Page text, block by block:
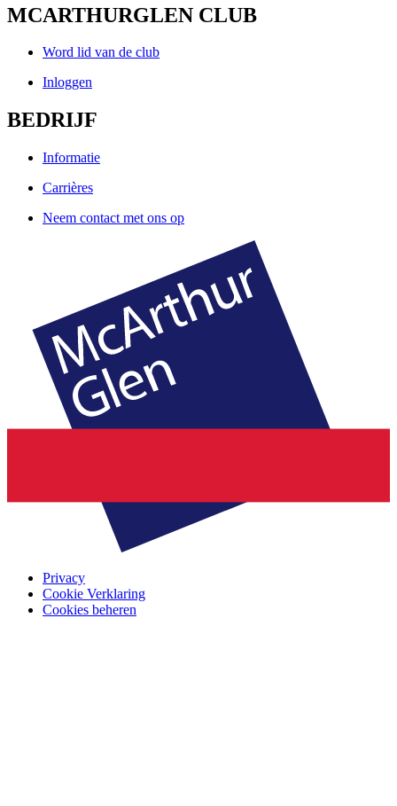
MCARTHURGLEN CLUB
Word lid van de club
Inloggen
BEDRIJF
Informatie
Carrières
Neem contact met ons op
Privacy
Cookie Verklaring
Cookies beheren